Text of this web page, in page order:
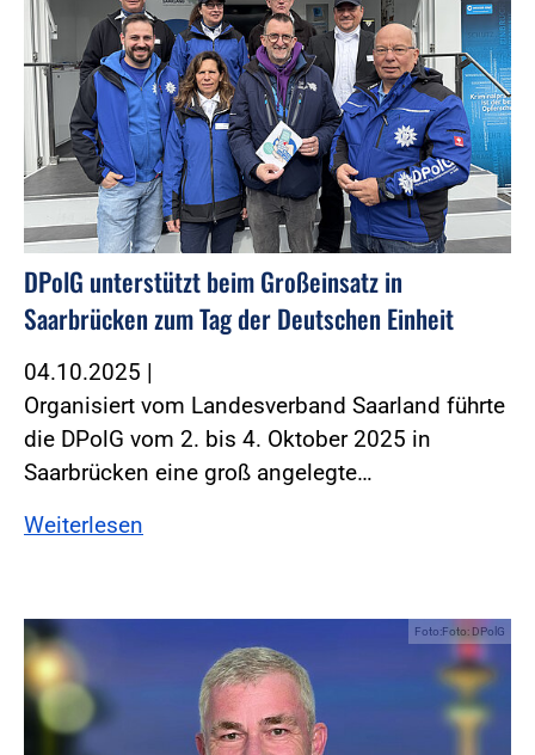
DPolG unterstützt beim Großeinsatz in
Saarbrücken zum Tag der Deutschen Einheit
04.10.2025 |
Organisiert vom Landesverband Saarland führte
die DPolG vom 2. bis 4. Oktober 2025 in
Saarbrücken eine groß angelegte…
Weiterlesen
Foto:Foto: DPolG